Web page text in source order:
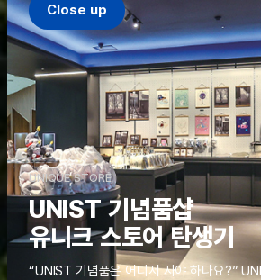
Close up
UNIQUE STORE
UNIST 기념품샵
유니크 스토어 탄생기
“UNIST 기념품은 어디서 사야 하나요?”